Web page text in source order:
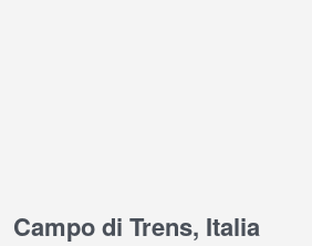
Campo di Trens, Italia